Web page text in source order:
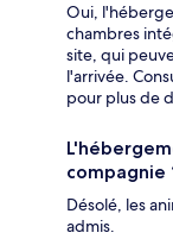
Oui,
chambres
site, qui
l'arrivée.
pour plus de
compagnie
Désolé, les
admis.